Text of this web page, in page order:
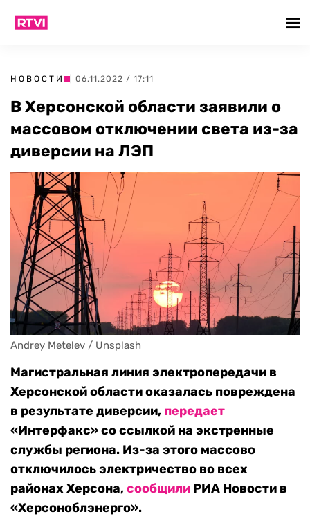
НОВОСТИ | 06.11.2022 / 17:11
В Херсонской области заявили о
массовом отключении света из-за
диверсии на ЛЭП
Andrey Metelev / Unsplash
Магистральная линия электропередачи в
Херсонской области оказалась повреждена
в результате диверсии, передает
«Интерфакс» со ссылкой на экстренные
службы региона. Из-за этого массово
отключилось электричество во всех
районах Херсона,сообщили РИА Новости в
«Херсоноблэнерго».